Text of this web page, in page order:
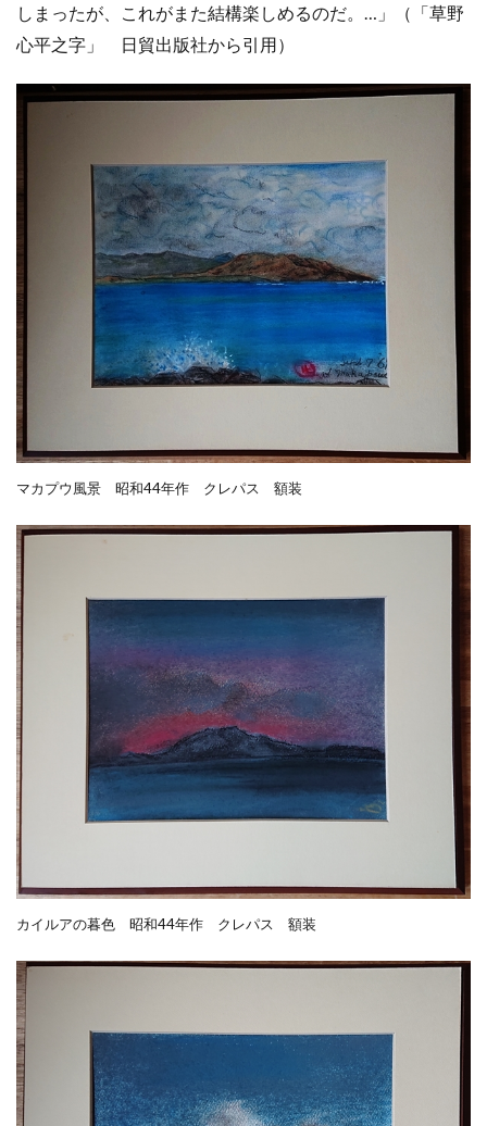
しまったが、これがまた結構楽しめるのだ。…」（「草野
心平之字」 日貿出版社から引用）
マカプウ風景 昭和44年作 クレパス 額装
カイルアの暮色 昭和44年作 クレパス 額装